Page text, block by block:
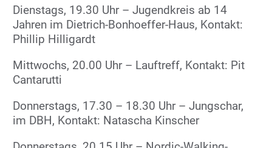
Dienstags, 19.30 Uhr – Jugendkreis ab 14
Jahren im Dietrich-Bonhoeffer-Haus, Kontakt:
Phillip Hilligardt
Mittwochs, 20.00 Uhr – Lauftreff, Kontakt: Pit
Cantarutti
Donnerstags, 17.30 – 18.30 Uhr – Jungschar,
im DBH, Kontakt: Natascha Kinscher